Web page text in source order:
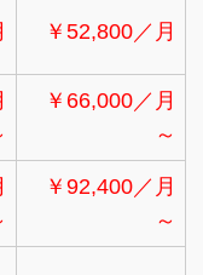
￥ 52,800／月
￥ 66,000／月
～
￥ 92,400／月
～